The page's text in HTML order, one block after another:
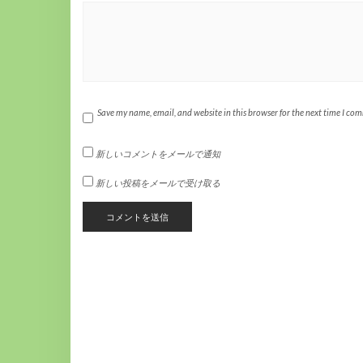
Save my name, email, and website in this browser for the next time I
新しいコメントをメールで通知
新しい投稿をメールで受け取る